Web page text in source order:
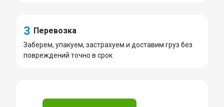
3 Перевозка
Заберем, упакуем, застрахуем и доставим груз без
повреждений точно в срок